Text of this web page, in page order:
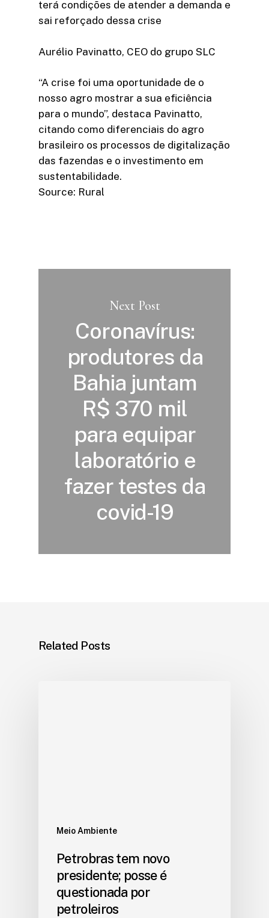
terá condições de atender a demanda e
sai reforçado dessa crise
Aurélio Pavinatto, CEO do grupo SLC
“A crise foi uma oportunidade de o
nosso agro mostrar a sua eficiência
para o mundo”, destaca Pavinatto,
citando como diferenciais do agro
brasileiro os processos de digitalização
das fazendas e o investimento em
sustentabilidade.
Source: Rural
Next Post
Coronavírus:
produtores da
Bahia juntam
R$ 370 mil
para equipar
laboratório e
fazer testes da
covid-19
Related Posts
Meio Ambiente
Petrobras tem novo
presidente; posse é
questionada por
petroleiros